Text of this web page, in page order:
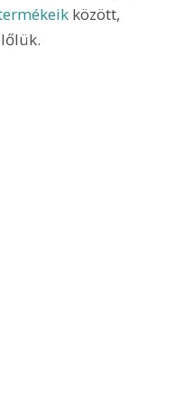
között,